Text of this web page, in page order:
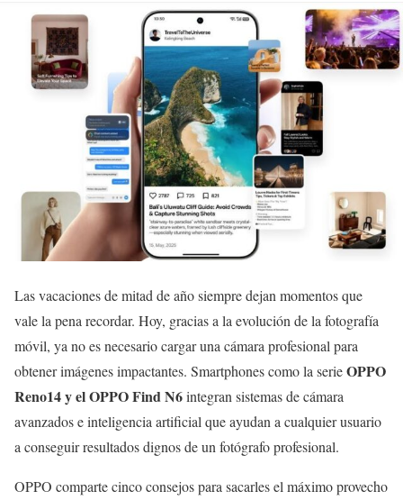
Las vacaciones de mitad de año siempre dejan momentos que
vale la pena recordar. Hoy, gracias a la evolución de la fotografía
móvil, ya no es necesario cargar una cámara profesional para
obtener imágenes impactantes. Smartphones como la serieOPPO
Reno14 y el OPPO Find N6integran sistemas de cámara
avanzados e inteligencia artificial que ayudan a cualquier usuario
a conseguir resultados dignos de un fotógrafo profesional.
OPPO comparte cinco consejos para sacarles el máximo provecho